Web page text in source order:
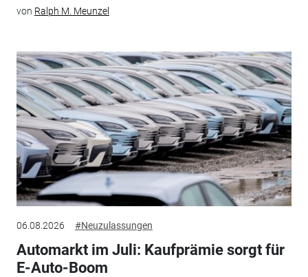
von Ralph M. Meunzel
06.08.2026 #Neuzulassungen
Automarkt im Juli: Kaufprämie sorgt für
E-Auto-Boom